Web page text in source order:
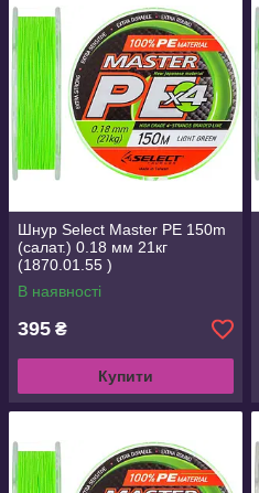
Шнур Select Master PE 150m
(салат.) 0.18 мм 21кг
(1870.01.55 )
В наявності
395 ₴
Купити